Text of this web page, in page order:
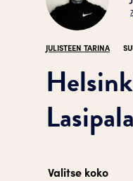
JULISTEEN TARINA
Valitse koko